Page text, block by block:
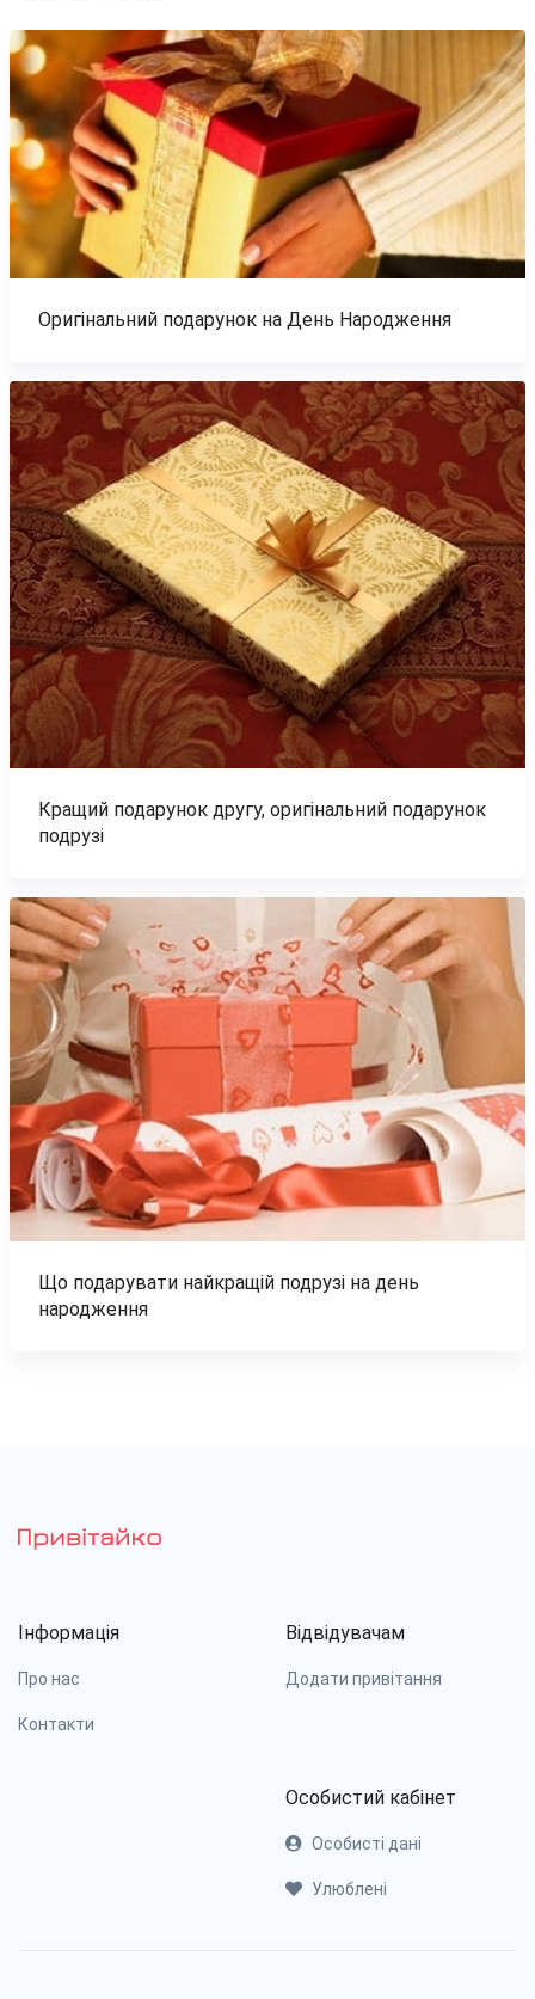
Оригінальний подарунок на День Народження
Кращий подарунок другу, оригінальний подарунок
подрузі
Що подарувати найкращій подрузі на день
народження
Інформація
Про нас
Контакти
Відвідувачам
Додати привітання
Особистий кабінет
Особисті дані
Улюблені